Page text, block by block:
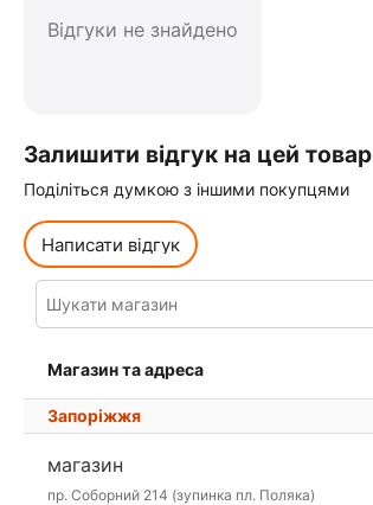
Відгуки не знайдено
Залишити відгук на цей товар
Поділіться думкою з іншими покупцями
Написати відгук
Магазин та адреса
Запоріжжя
магазин
пр. Соборний 214 (зупинка пл. Поляка)